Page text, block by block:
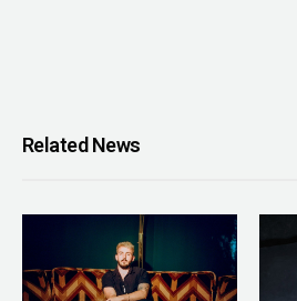
Related News